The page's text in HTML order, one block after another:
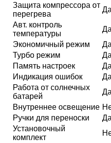
Защита компрессора от
перегрева
Да
Авт. контроль
температуры
Да
Экономичный режим
Да
Турбо режим
Да
Память настроек
Да
Индикация ошибок
Да
Работа от солнечных
батарей
Да
Внутреннее освещение
Ручки для переноски
Да
Установочный
комплект